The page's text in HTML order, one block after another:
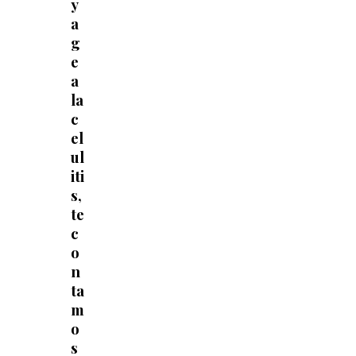
y
a
g
e
a
la
c
el
ul
iti
s,
te
c
o
n
ta
m
o
s